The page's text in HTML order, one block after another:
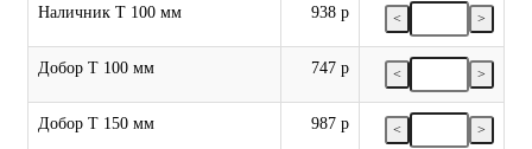
Наличник Т 100 мм 938 р < >
Добор Т 100 мм 747 р < >
Добор Т 150 мм 987 р < >